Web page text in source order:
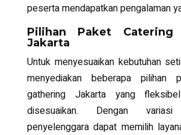
peserta mendapatkan pengalaman
Pilihan Paket Catering
Jakarta
Untuk menyesuaikan kebutuhan
menyediakan beberapa pilihan
gathering Jakarta yang
disesuaikan. Dengan
penyelenggara dapat memilih